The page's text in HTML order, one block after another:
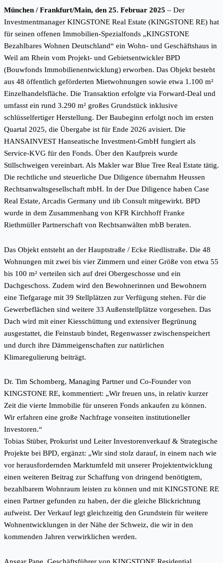
München / Frankfurt/Main, den 25. Februar 2025 – Der
Investmentmanager KINGSTONE Real Estate (KINGSTONE RE) hat
für seinen offenen Immobilien-Spezialfonds „KINGSTONE
Bezahlbares Wohnen Deutschland“ ein Wohn- und Geschäftshaus in
Weil am Rhein vom Projekt- und Gebietsentwickler BPD
(Bouwfonds Immobilienentwicklung) erworben. Das Objekt besteht
aus 48 öffentlich geförderten Mietwohnungen sowie etwa 1.100 m²
Einzelhandelsfläche. Die Transaktion erfolgte via Forward-Deal und
umfasst ein rund 3.290 m² großes Grundstück inklusive
schlüsselfertiger Herstellung. Der Baubeginn erfolgt noch im ersten
Quartal 2025, die Übergabe ist für Ende 2026 avisiert. Die
HANSAINVEST Hanseatische Investment-GmbH fungiert als
Service-KVG für den Fonds. Über den Kaufpreis wurde
Stillschweigen vereinbart. Als Makler war Blue Tree Real Estate tätig.
Die rechtliche und steuerliche Due Diligence übernahm Heussen
Rechtsanwaltsgesellschaft mbH. In der Due Diligence haben Case
Real Estate, Arcadis Germany und iib Consult mitgewirkt. BPD
wurde in dem Zusammenhang von KFR Kirchhoff Franke
Riethmüller Partnerschaft von Rechtsanwälten mbB beraten.
Das Objekt entsteht an der Hauptstraße / Ecke Riedlistraße. Die 48
Wohnungen mit zwei bis vier Zimmern und einer Größe von etwa 55
bis 100 m² verteilen sich auf drei Obergeschosse und ein
Dachgeschoss. Zudem wird den Bewohnerinnen und Bewohnern
eine Tiefgarage mit 39 Stellplätzen zur Verfügung stehen. Für die
Gewerbeflächen sind weitere 33 Außenstellplätze vorgesehen. Das
Dach wird mit einer Kiesschüttung und extensiver Begrünung
ausgestattet, die Feinstaub bindet, Regenwasser zwischenspeichert
und durch ihre Dämmeigenschaften zur natürlichen
Klimaregulierung beiträgt.
Dr. Tim Schomberg, Managing Partner und Co-Founder von
KINGSTONE RE, kommentiert: „Wir freuen uns, in relativ kurzer
Zeit die vierte Immobilie für unseren Fonds ankaufen zu können.
Wir erfahren eine große Nachfrage vonseiten institutioneller
Investoren.“
Tobias Stüber, Prokurist und Leiter Investorenverkauf & Strategische
Projekte bei BPD, ergänzt: „Wir sind stolz darauf, in einem nach wie
vor herausfordernden Marktumfeld mit unserer Projektentwicklung
einen weiteren Beitrag zur Schaffung von dringend benötigtem,
bezahlbarem Wohnraum leisten zu können und mit KINGSTONE RE
einen Partner gefunden zu haben, der die gleiche Blickrichtung
aufweist. Der Verkauf legt gleichzeitig den Grundstein für weitere
Wohnentwicklungen in der Nähe der Schweiz, die wir in den
kommenden Jahren verwirklichen werden.